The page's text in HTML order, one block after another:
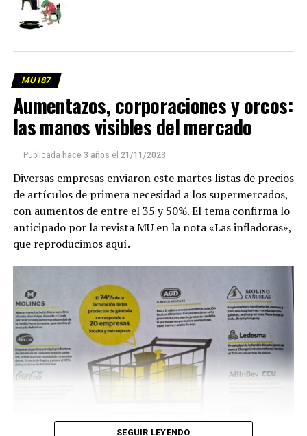
MU187
Aumentazos, corporaciones y orcos:
las manos visibles del mercado
Publicada hace 3 años el 21/11/2023
Diversas empresas enviaron este martes listas de precios
de artículos de primera necesidad a los supermercados,
con aumentos de entre el 35 y 50%. El tema confirma lo
anticipado por la revista MU en la nota «Las infladoras»,
que reproducimos aquí.
SEGUIR LEYENDO